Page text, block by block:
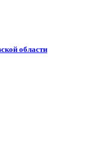
области